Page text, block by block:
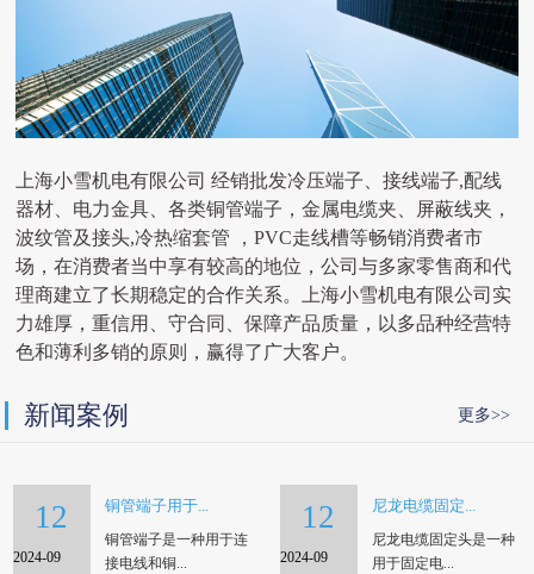
上海小雪机电有限公司 经销批发冷压端子、接线端子,配线
器材、电力金具、各类铜管端子，金属电缆夹、屏蔽线夹，
波纹管及接头,冷热缩套管 ，PVC走线槽等畅销消费者市
场，在消费者当中享有较高的地位，公司与多家零售商和代
理商建立了长期稳定的合作关系。上海小雪机电有限公司实
力雄厚，重信用、守合同、保障产品质量，以多品种经营特
色和薄利多销的原则，赢得了广大客户。
新闻案例 更多>>
12
2024-09
铜管端子用于...
铜管端子是一种用于连
接电线和铜...
12
2024-09
尼龙电缆固定...
尼龙电缆固定头是一种
用于固定电...